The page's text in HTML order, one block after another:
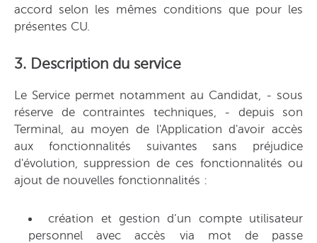
accord selon les mêmes conditions que pour les
présentes CU.
3. Description du service
Le Service permet notamment au Candidat, - sous
réserve de contraintes techniques, - depuis son
Terminal, au moyen de l'Application d'avoir accès
aux fonctionnalités suivantes sans préjudice
d'évolution, suppression de ces fonctionnalités ou
ajout de nouvelles fonctionnalités :
création et gestion d’un compte utilisateur
personnel avec accès via mot de passe